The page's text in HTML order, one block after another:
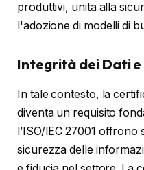
produttivi, unita alla
l'adozione di modelli di
Integrità dei Dati
In tale contesto, la
diventa un requisito
l’ISO/IEC 27001
sicurezza delle